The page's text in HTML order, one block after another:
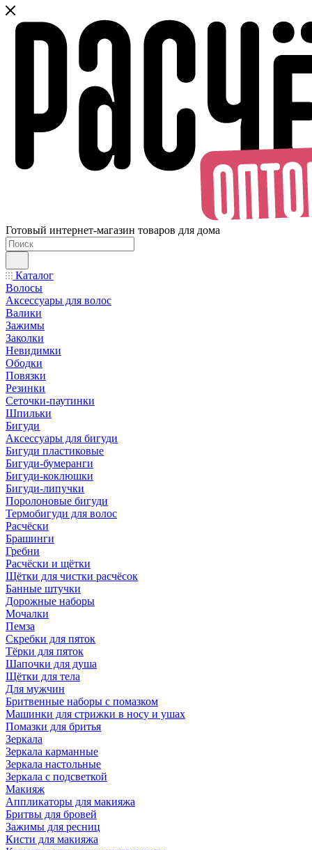
Готовый интернет-магазин товаров для дома
Каталог
Волосы
Аксессуары для волос
Валики
Зажимы
Заколки
Невидимки
Ободки
Повязки
Резинки
Сеточки-паутинки
Шпильки
Бигуди
Аксессуары для бигуди
Бигуди пластиковые
Бигуди-бумеранги
Бигуди-коклюшки
Бигуди-липучки
Поролоновые бигуди
Термобигуди для волос
Расчёски
Брашинги
Гребни
Расчёски и щётки
Щётки для чистки расчёсок
Банные штучки
Дорожные наборы
Мочалки
Пемза
Скребки для пяток
Тёрки для пяток
Шапочки для душа
Щётки для тела
Для мужчин
Бритвенные наборы с помазком
Машинки для стрижки в носу и ушах
Помазки для бритья
Зеркала
Зеркала карманные
Зеркала настольные
Зеркала с подсветкой
Макияж
Аппликаторы для макияжа
Бритвы для бровей
Зажимы для ресниц
Кисти для макияжа